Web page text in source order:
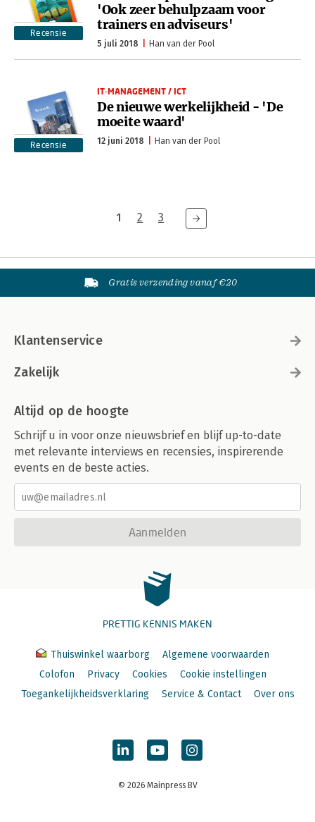
Recensie
'Ook zeer behulpzaam voor
trainers en adviseurs'
5 juli 2018 Han van der Pool
Recensie
IT-MANAGEMENT / ICT
De nieuwe werkelijkheid - 'De
moeite waard'
12 juni 2018 Han van der Pool
1 2 3
Gratis verzending vanaf €20
Klantenservice
Zakelijk
Altijd op de hoogte
Schrijf u in voor onze nieuwsbrief en blijf up-to-date
met relevante interviews en recensies, inspirerende
events en de beste acties.
Aanmelden
PRETTIG KENNIS MAKEN
Thuiswinkel waarborg
Algemene voorwaarden
Colofon
Privacy Cookies
Cookie instellingen
Toegankelijkheidsverklaring
Service & Contact Over ons
© 2026 Mainpress BV